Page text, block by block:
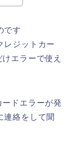
です
レジットカー
エラーで使え
ドエラーが発
連絡をして聞